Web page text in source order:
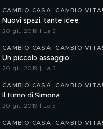
CAMBIO CASA, CAMBIO VITA!
Nuovi spazi, tante idee
20 giu 2019 | La 5
CAMBIO CASA, CAMBIO VITA!
Un piccolo assaggio
20 giu 2019 | La 5
CAMBIO CASA, CAMBIO VITA!
Il turno di Simona
20 giu 2019 | La 5
CAMBIO CASA, CAMBIO VITA!